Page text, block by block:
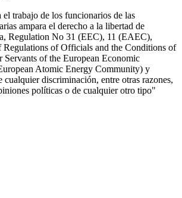
el trabajo de los funcionarios de las
ampara el derecho a la libertad de
Regulation No 31 (EEC), 11 (EAEC),
of Officials and the Conditions of
of the European Economic
Atomic Energy Community) y
cualquier discriminación, entre otras razones,
políticas o de cualquier otro tipo"